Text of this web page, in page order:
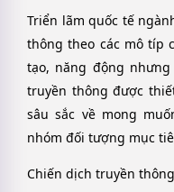
Triển lãm quốc tế
thông theo các mô típ
tạo, năng động
truyền thông được
sâu sắc về mong
nhóm đối tượng mục
Chiến dịch truyền